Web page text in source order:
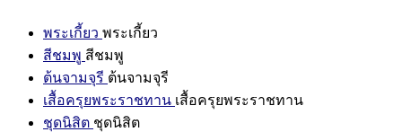
พระเกี้ยว พระเกี้ยว
สีชมพู สีชมพู
ต้นจามจุรี ต้นจามจุรี
เสื้อครุยพระราชทาน เสื้อครุยพระราชทาน
ชุดนิสิต ชุดนิสิต